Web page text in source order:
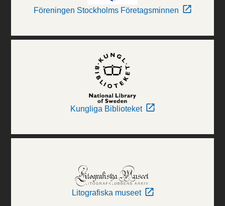
Föreningen Stockholms Företagsminnen
Kungliga Biblioteket
Litografiska museet